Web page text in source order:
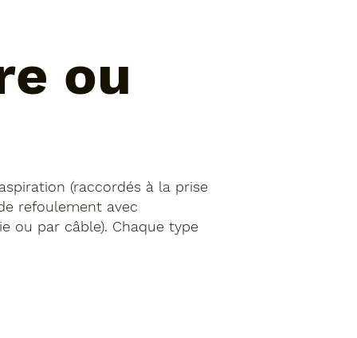
ou
(raccordés à la prise
refoulement avec
ou par câble). Chaque type